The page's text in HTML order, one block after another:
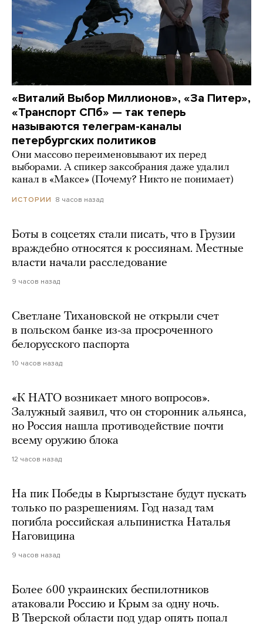
«Виталий Выбор Миллионов», «За Питер»,
«Транспорт СПб» — так теперь
называются телеграм-каналы
петербургских политиков
Они массово переименовывают их перед
выборами. А спикер заксобрания даже удалил
канал в «Максе» (Почему? Никто не понимает)
ИСТОРИИ 8 часов назад
Боты в соцсетях стали писать, что в Грузии
враждебно относятся к россиянам. Местные
власти начали расследование
9 часов назад
Светлане Тихановской не открыли счет
в польском банке из-за просроченного
белорусского паспорта
10 часов назад
«К НАТО возникает много вопросов».
Залужный заявил, что он сторонник альянса,
но Россия нашла противодействие почти
всему оружию блока
12 часов назад
На пик Победы в Кыргызстане будут пускать
только по разрешениям. Год назад там
погибла российская альпинистка Наталья
Наговицина
9 часов назад
Более 600 украинских беспилотников
атаковали Россию и Крым за одну ночь.
В Тверской области под удар опять попал